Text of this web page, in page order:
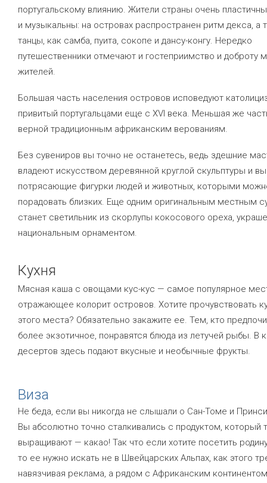
португальскому влиянию. Жители страны очень пластичны
и музыкальны: на островах распространен ритм декса, а
танцы, как самба, пуита, сокопе и дансу-конгу. Нередко
путешественники отмечают и гостеприимство и доброту
жителей.
Большая часть населения островов исповедуют
привитый португальцами еще с XVI века. Меньшая же
верной традиционным африканским верованиям.
Без сувениров вы точно не останетесь, ведь здешние
владеют искусством деревянной круглой скульптуры и
потрясающие фигурки людей и животных, которыми
порадовать близких. Еще одним оригинальным местным
станет светильник из скорлупы кокосового ореха,
национальным орнаментом.
Кухня
Мясная каша с овощами кус-кус — самое популярное
отражающее колорит островов. Хотите прочувствовать
этого места? Обязательно закажите ее. Тем, кто
более экзотичное, понравятся блюда из летучей рыбы. В
десертов здесь подают вкусные и необычные фрукты.
Виза
Не беда, если вы никогда не слышали о Сан-Томе и
Вы абсолютно точно сталкивались с продуктом, который
выращивают — какао! Так что если хотите посетить
то ее нужно искать не в Швейцарских Альпах, как этого
навязчивая реклама, а рядом с Африканским